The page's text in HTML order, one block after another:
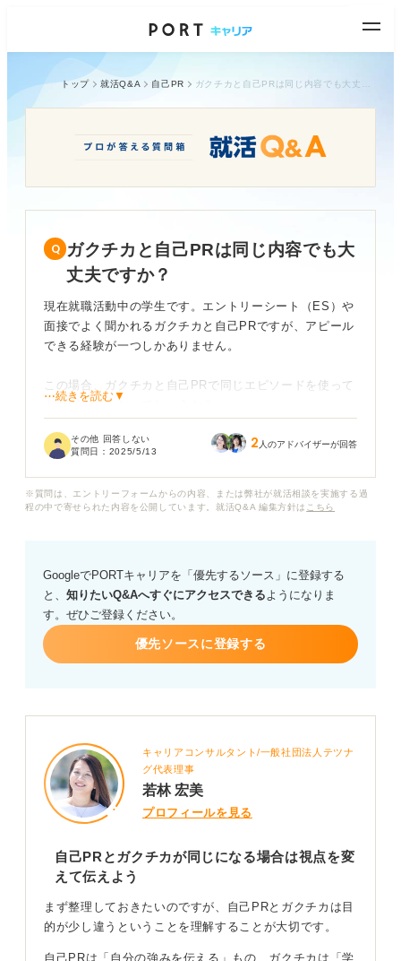
トップ 就活Q&A 自己PR
ガクチカと自己PRは同じ内容でも大
丈夫ですか？
現在就職活動中の学生です。エントリーシート（ES）や
面接でよく聞かれるガクチカと自己PRですが、アピール
できる経験が一つしかありません。
この場合、ガクチカと自己PRで同じエピソードを使って
も不利にならないでしょうか？
ガクチカと自己PRの違いがあまりわかっていないのかも
す。
⋯続きを読む▼
その他 回答しない
質問日： 2025/5/13 2 人のアドバイザーが回答
※質問は、エントリーフォームからの内容、または弊社が就活相談を実施する過
程の中で寄せられた内容を公開しています。就活Q&A 編集方針は こちら
GoogleでPORTキャリアを「優先するソース」に登録する
と、 知りたいQ&Aへすぐにアクセスできるようになりま
す。ぜひご登録ください。
優先ソースに登録する
キャリアコンサルタント/一般社団法人テツナ
グ代表理事
若林 宏美
プロフィールを見る
自己PRとガクチカが同じになる場合は視点を変
えて伝えよう
まず整理しておきたいのですが、自己PRとガクチカは目
的が少し違うということを理解することが大切です。
自己PRは「自分の強みを伝える」もの、ガクチカは「学